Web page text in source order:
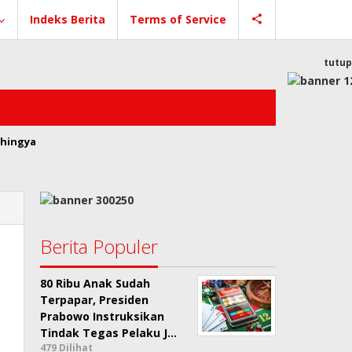
Indeks Berita Terms of Service
tutup
Berita Populer
80 Ribu Anak Sudah
Terpapar, Presiden
Prabowo Instruksikan
Tindak Tegas Pelaku J…
479 Dilihat